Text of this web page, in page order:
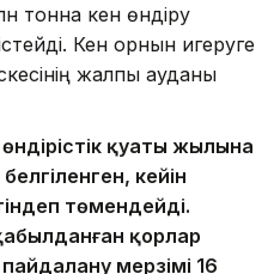
тонна кен өндіру
Кен орнын игеруге
жалпы ауданы
қуаты жылына
кейін
төмендейді.
қорлар
пайдалану мерзімі 16